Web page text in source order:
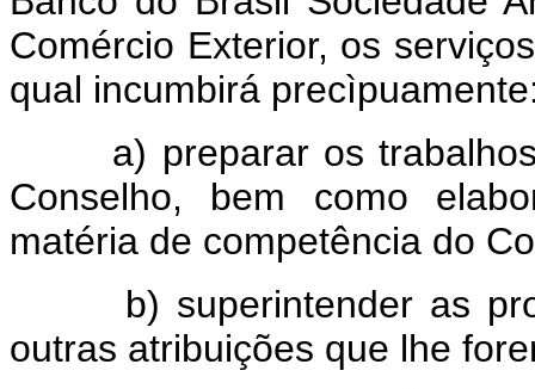
Comércio Exterior, os
qual incumbirá
a) preparar os trabalhos
Conselho, bem como
matéria de competência do
b) superintender as
outras atribuições que lhe